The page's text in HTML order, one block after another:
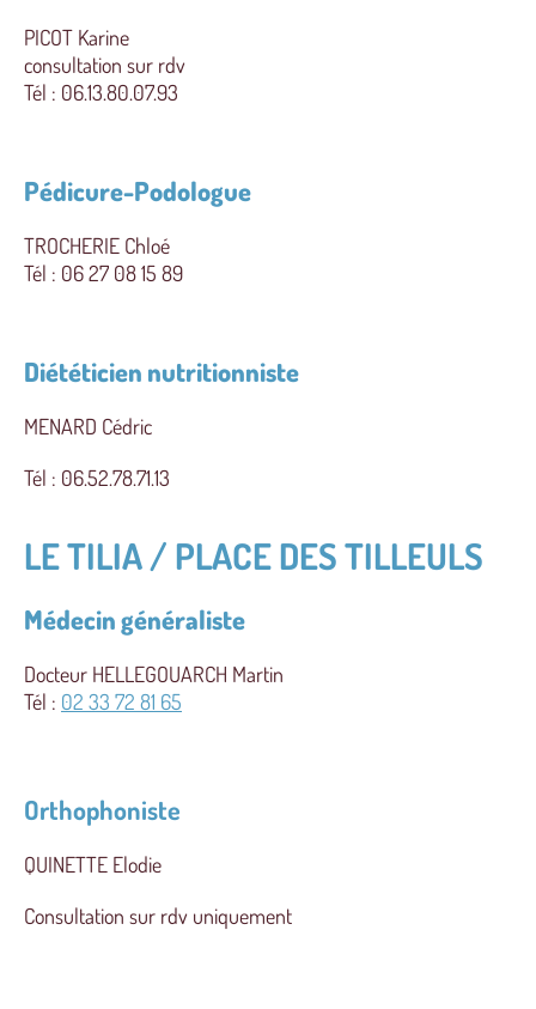
PICOT Karine
consultation sur rdv
Tél : 06.13.80.07.93
Pédicure-Podologue
TROCHERIE Chloé
Tél : 06 27 08 15 89
Diététicien nutritionniste
MENARD Cédric
Tél : 06.52.78.71.13
LE TILIA / PLACE DES TILLEULS
Médecin généraliste
Docteur HELLEGOUARCH Martin
Tél : 02 33 72 81 65
Orthophoniste
QUINETTE Elodie
Consultation sur rdv uniquement